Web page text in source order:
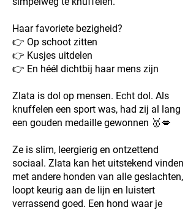
Haar favoriete bezigheid?
👉 Op schoot zitten
👉 Kusjes uitdelen
👉 En héél dichtbij haar mens zijn
Zlata is dol op mensen. Echt dol. Als
knuffelen een sport was, had zij al lang
een gouden medaille gewonnen 🥇💋
Ze is slim, leergierig en ontzettend
sociaal. Zlata kan het uitstekend vinden
met andere honden van alle geslachten,
loopt keurig aan de lijn en luistert
verrassend goed. Een hond waar je